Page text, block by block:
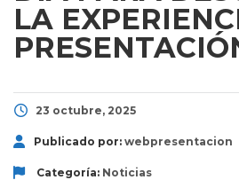
LA
23 octubre, 2025
Publicado por: webpresentacion
Categoría: Noticias